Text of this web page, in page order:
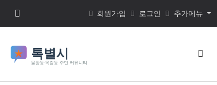
메뉴 버튼 회원가입 로그인 추가메뉴
검